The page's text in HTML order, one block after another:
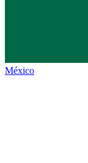
México